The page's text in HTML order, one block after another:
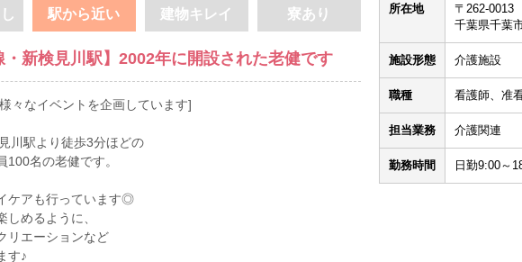
駅から近い 建物キレイ 寮あり
・新検見川駅】2002年に開設された老健です
々なイベントを企画しています]
川駅より徒歩3分ほどの
100名の老健です。
ケアも行っています◎
しめるように、
リエーションなど
す♪
所在地
〒262-0013
千葉県千葉
施設形態 介護施設
職種 看護師、准
担当業務 介護関連
勤務時間 日勤9:00～